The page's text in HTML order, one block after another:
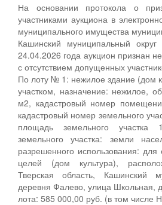
На основании протокола о
участниками аукциона в
муниципального имущества
Кашинский муниципальный округ
24.04.2026 года аукцион признан
с отсутствием допущенных
По лоту № 1: нежилое здание (дом
участком, назначение: нежилое,
м2, кадастровый номер
кадастровый номер земельного
площадь земельного участка
земельного участка: земли
разрешенного использования:
целей (дом культура),
Тверская область, Кашинский
деревня Фалево, улица Школьная,
лота: 585 000,00 руб. (в том числе